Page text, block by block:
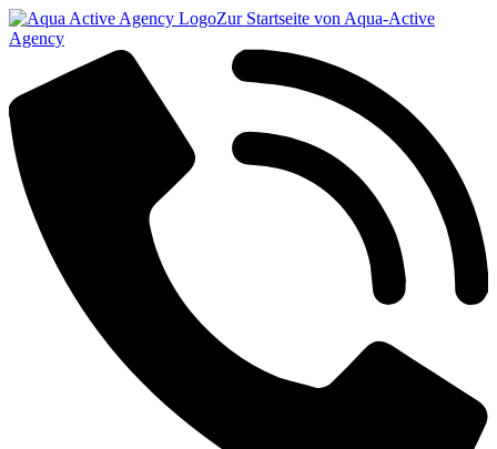
Zur Startseite von Aqua-Active
Agency